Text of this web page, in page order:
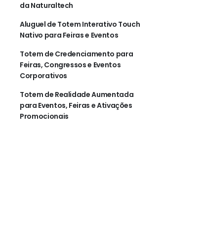
da Naturaltech
Aluguel de Totem Interativo Touch
Nativo para Feiras e Eventos
Totem de Credenciamento para
Feiras, Congressos e Eventos
Corporativos
Totem de Realidade Aumentada
para Eventos, Feiras e Ativações
Promocionais